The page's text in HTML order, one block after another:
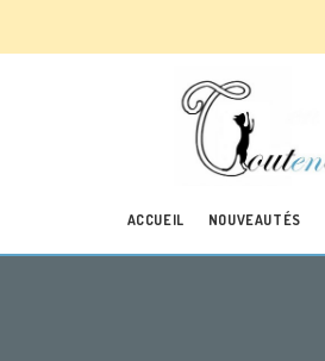
ACCUEIL NOUVEAUTÉS